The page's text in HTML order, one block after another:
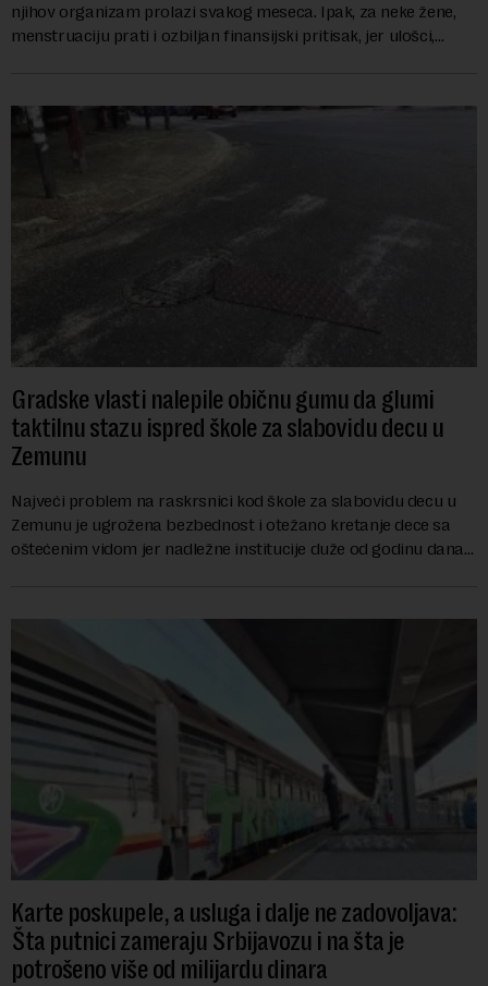
njihov organizam prolazi svakog meseca. Ipak, za neke žene,
menstruaciju prati i ozbiljan finansijski pritisak, jer ulošci,
Gradske vlasti nalepile običnu gumu da glumi
taktilnu stazu ispred škole za slabovidu decu u
Zemunu
Najveći problem na raskrsnici kod škole za slabovidu decu u
Zemunu je ugrožena bezbednost i otežano kretanje dece sa
oštećenim vidom jer nadležne institucije duže od godinu dana
Karte poskupele, a usluga i dalje ne zadovoljava:
Šta putnici zameraju Srbijavozu i na šta je
potrošeno više od milijardu dinara